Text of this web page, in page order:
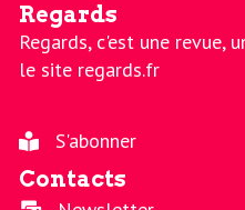
Regards
Regards, c'est une revue,
le site regards.fr
S'abonner
Contacts